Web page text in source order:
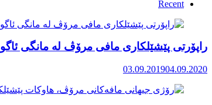
Recent
راپۆرتی پێشێلكاری مافی مرۆڤ له‌ مانگی
03.09.201904.09.2020